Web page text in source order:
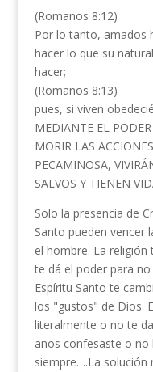
(Romanos 8:12)
Por lo tanto, amados
hacer lo que su
hacer;
(Romanos 8:13)
pues, si viven
MEDIANTE EL
MORIR LAS
PECAMINOSA,
SALVOS Y TIENEN
Solo la presencia de
Santo pueden vencer
el hombre. La religión
te dá el poder para
Espíritu Santo te
los "gustos" de Dios.
literalmente o no te
años confesaste o
siempre….La solución